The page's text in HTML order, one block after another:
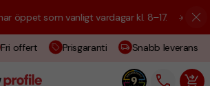
som vanligt vardagar kl. 8–17. ☀️ Vi är
offert Prisgaranti Snabb leverans